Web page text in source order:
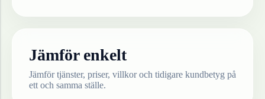
Jämför enkelt
Jämför tjänster, priser, villkor och tidigare kundbetyg på
ett och samma ställe.